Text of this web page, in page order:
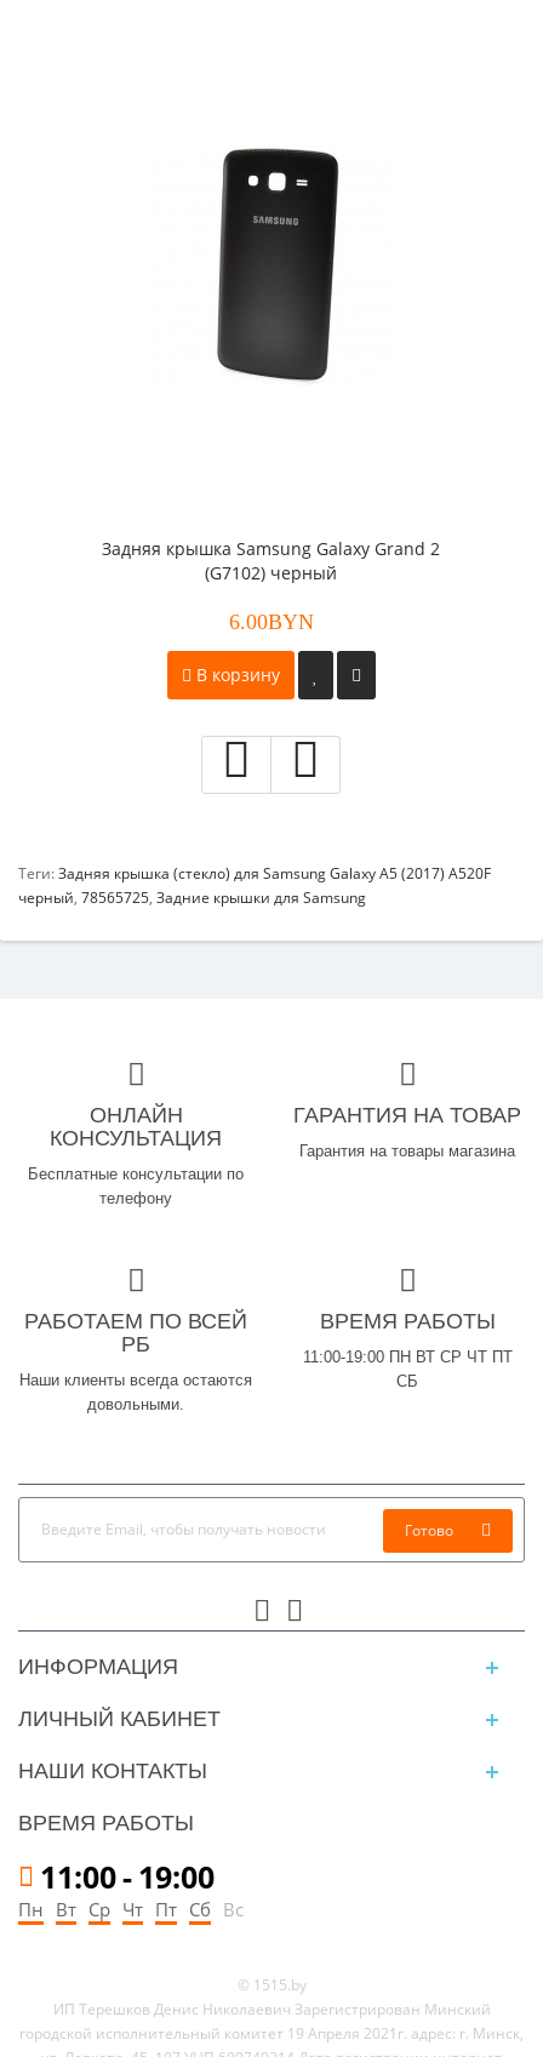
Задняя крышка Samsung Galaxy Grand 2
(G7102) черный
6.00BYN
В корзину
Теги:Задняя крышка (стекло) для Samsung Galaxy A5 (2017) A520F
черный, 78565725, Задние крышки для Samsung
ОНЛАЙН
КОНСУЛЬТАЦИЯ
Бесплатные консультации по
телефону
ГАРАНТИЯ НА ТОВАР
Гарантия на товары магазина
РАБОТАЕМ ПО ВСЕЙ
РБ
Наши клиенты всегда остаются
довольными.
ВРЕМЯ РАБОТЫ
11:00-19:00 ПН ВТ СР ЧТ ПТ
СБ
Готово
ИНФОРМАЦИЯ
ЛИЧНЫЙ КАБИНЕТ
НАШИ КОНТАКТЫ
ВРЕМЯ РАБОТЫ
11:00-19:00
Пн Вт Ср Чт Пт Сб Вс
© 1515.by
ИП Терешков Денис Николаевич Зарегистрирован Минский
городской исполнительный комитет 19 Апреля 2021г. адрес: г. Минск,